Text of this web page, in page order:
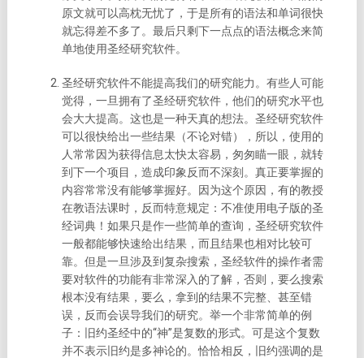
原文就可以高枕无忧了，于是所有的语法和单词很快
就忘得差不多了。最后只剩下一点点的语法概念来简
单地使用圣经研究软件。
圣经研究软件不能提高我们的研究能力。 有些人可能
觉得，一旦拥有了圣经研究软件，他们的研究水平也
会大大提高。这也是一种天真的想法。 圣经研究软件
可以很快给出一些结果（不论对错），所以，使用的
人常常因为获得信息太快太容易，匆匆瞄一眼，就转
到下一个项目，造成印象反而不深刻。真正要掌握的
内容常常没有能够掌握好。
因为这个原因，有的教授
在教语法课时，反而特意规定：不准使用电子版的圣
经词典！ 如果只是作一些简单的查询，圣经研究软件
一般都能够快速给出结果，而且结果也相对比较可
靠。但是一旦涉及到复杂搜索，圣经软件的操作者需
要对软件的功能有非常深入的了解，否则，要么搜索
根本没有结果，要么，拿到的结果不完整、甚至错
误，反而会误导我们的研究。 举一个非常简单的例
子：旧约圣经中的“神”是复数的形式。可是这个复数
并不表示旧约是多神论的。恰恰相反，旧约强调的是